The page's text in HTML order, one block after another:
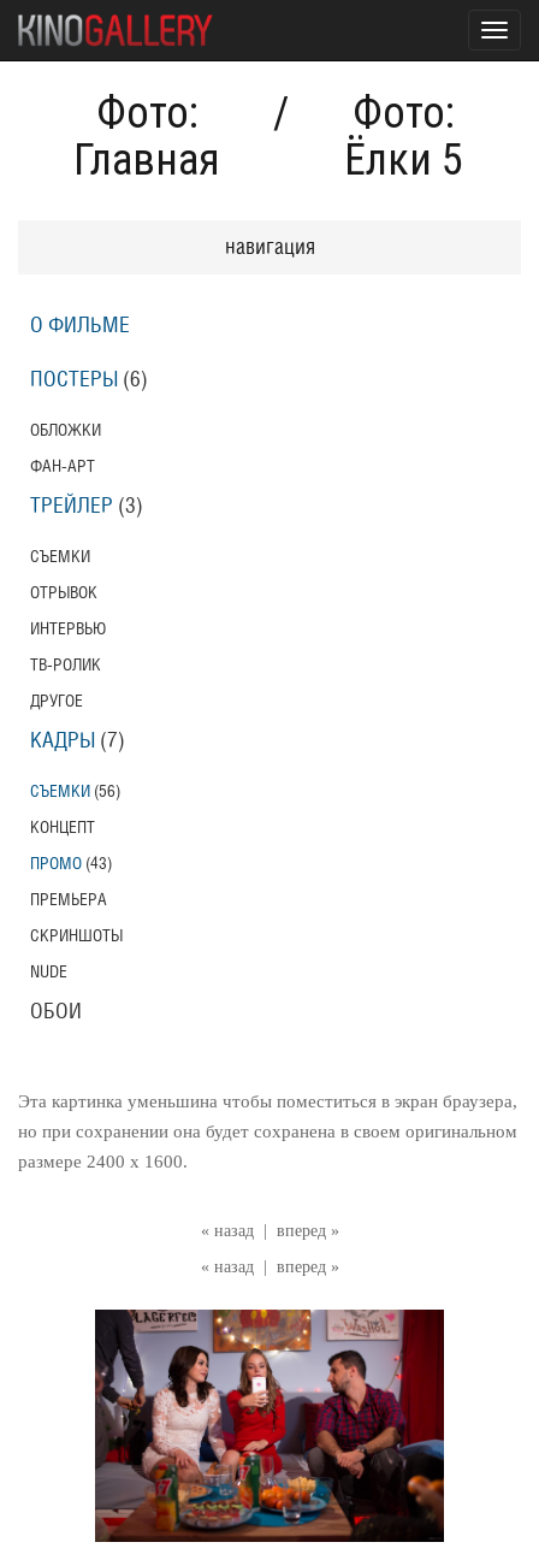
Фото:
Главная
/
Фото:
Ёлки 5
« назад
вперед »
« назад
вперед »
Эта картинка уменьшина чтобы поместиться в экран браузера,
но при сохранении она будет сохранена в своем оригинальном
размере 2400 x 1600.
навигация
О ФИЛЬМЕ
ПОСТЕРЫ (6)
ОБЛОЖКИ
ФАН-АРТ
ТРЕЙЛЕР (3)
СЪЕМКИ
ОТРЫВОК
ИНТЕРВЬЮ
ТВ-РОЛИК
ДРУГОЕ
КАДРЫ (7)
СЪЕМКИ (56)
КОНЦЕПТ
ПРОМО (43)
ПРЕМЬЕРА
СКРИНШОТЫ
NUDE
ОБОИ